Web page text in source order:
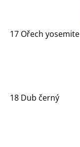
17 Ořech yosemite
18 Dub černý